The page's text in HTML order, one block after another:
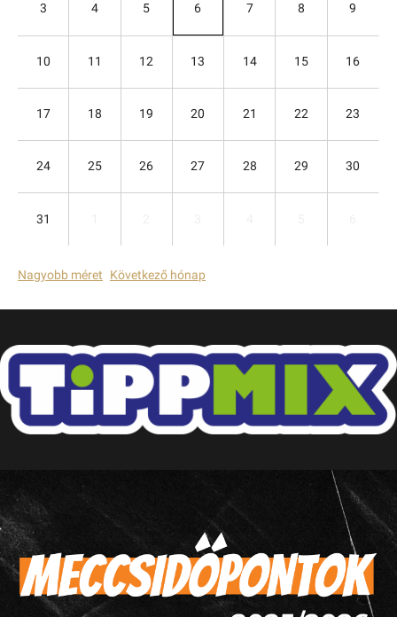
3 4 5 6 7 8 9
10 11 12 13 14 15 16
17 18 19 20 21 22 23
24 25 26 27 28 29 30
31
Nagyobb méret Következő hónap